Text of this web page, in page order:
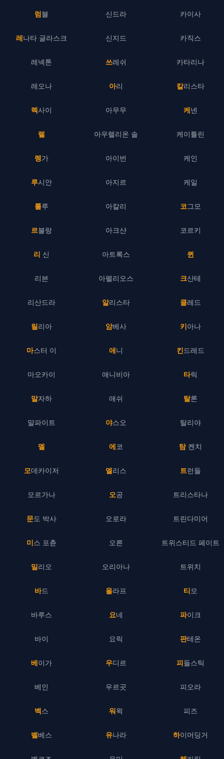
럼블
레나타 글라스크
레넥톤
레오나
렉사이
렐
렝가
루시안
룰루
르블랑
리 신
리븐
리산드라
릴리아
마스터 이
마오카이
말자하
말파이트
멜
모데카이저
모르가나
문도 박사
미스 포츈
밀리오
바드
바루스
바이
베이가
베인
벡스
벨베스
신드라
신지드
쓰레쉬
아리
아무무
아우렐리온 솔
아이번
아지르
아칼리
아크샨
아트록스
아펠리오스
알리스타
암베사
애니
애니비아
애쉬
야스오
에코
엘리스
오공
오로라
오른
오리아나
올라프
요네
요릭
우디르
우르곳
워윅
유나라
카이사
카직스
카타리나
칼리스타
케넨
케이틀린
케인
케일
코그모
코르키
퀸
크산테
클레드
키아나
킨드레드
타릭
탈론
탈리야
탐 켄치
트런들
트리스타나
트린다미어
트위스티드 페이트
트위치
티모
파이크
판테온
피들스틱
피오라
피즈
하이머딩거